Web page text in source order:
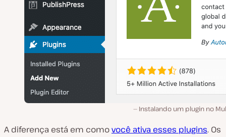
Instalando um plugin no
A diferença está em comovocê ativa esses plugins. Os